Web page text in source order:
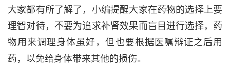
大家都有所了解了，小编提醒大家在药物的选择上要
理智对待，不要为追求补肾效果而盲目进行选择，药
物用来调理身体虽好，但也要根据医嘱辩证之后用
药，以免给身体带来其他的损伤。